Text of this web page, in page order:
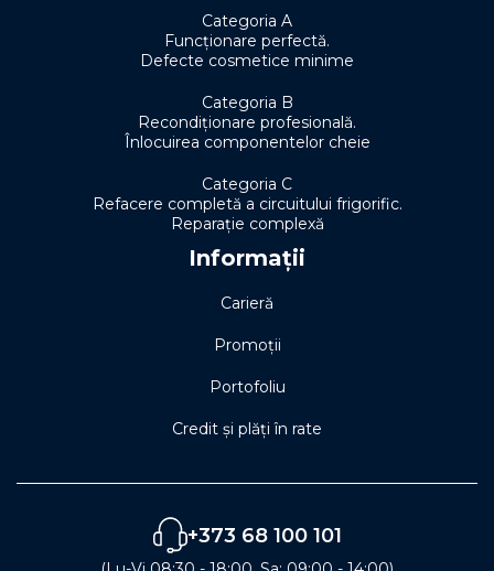
Categoria A
Funcționare perfectă.
Defecte cosmetice minime
Categoria B
Recondiționare profesională.
Înlocuirea componentelor cheie
Categoria C
Refacere completă a circuitului frigorific.
Reparație complexă
Informații
Carieră
Promoții
Portofoliu
Credit și plăți în rate
+373 68 100 101